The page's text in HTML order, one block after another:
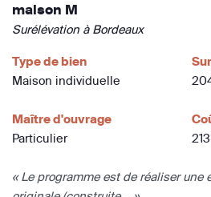
maison M
Surélévation à Bordeaux
Type de bien
Maison individuelle
Maître d'ouvrage
Particulier
« Le programme est de réaliser une